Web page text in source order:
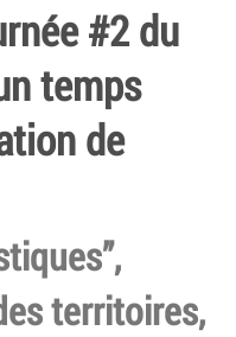
#2 du
temps
de
territoires,